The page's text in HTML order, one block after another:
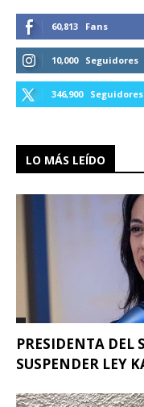
60,813 Fans
10,000 Seguidores
346,900 Seguidores
LO MÁS LEÍDO
PRESIDENTA DEL
SUSPENDER LEY